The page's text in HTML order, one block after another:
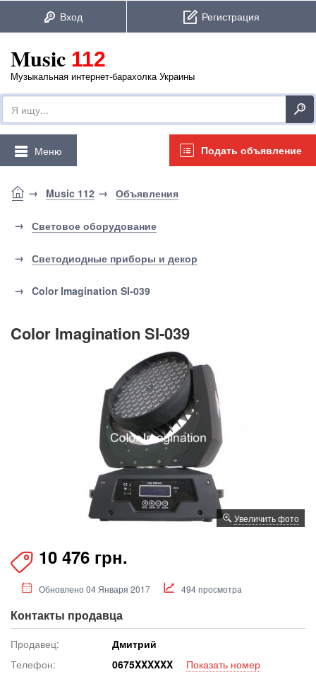
Music 112
Музыкальная интернет-барахолка Украины
Подать объявление
Меню
Music 112 Объявления
Световое оборудование
Светодиодные приборы и декор
Color Imagination SI-039
Color Imagination SI-039
Увеличить фото
10 476 грн.
Обновлено 04 Января 2017 494 просмотра
Контакты продавца
Продавец:
Дмитрий
Телефон:
0675XXXXXX Показать номер